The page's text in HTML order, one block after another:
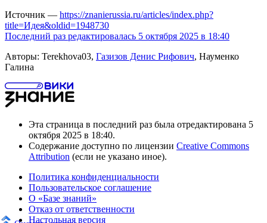
Источник — https://znanierussia.ru/articles/index.php?
title=Идея&oldid=1948730
Последний раз редактировалась 5 октября 2025 в 18:40
Авторы: Terekhova03, Газизов Денис Рифович, Науменко
Галина
Эта страница в последний раз была отредактирована 5
октября 2025 в 18:40.
Содержание доступно по лицензии Creative Commons
Attribution (если не указано иное).
Политика конфиденциальности
Пользовательское соглашение
О «Базе знаний»
Отказ от ответственности
Настольная версия